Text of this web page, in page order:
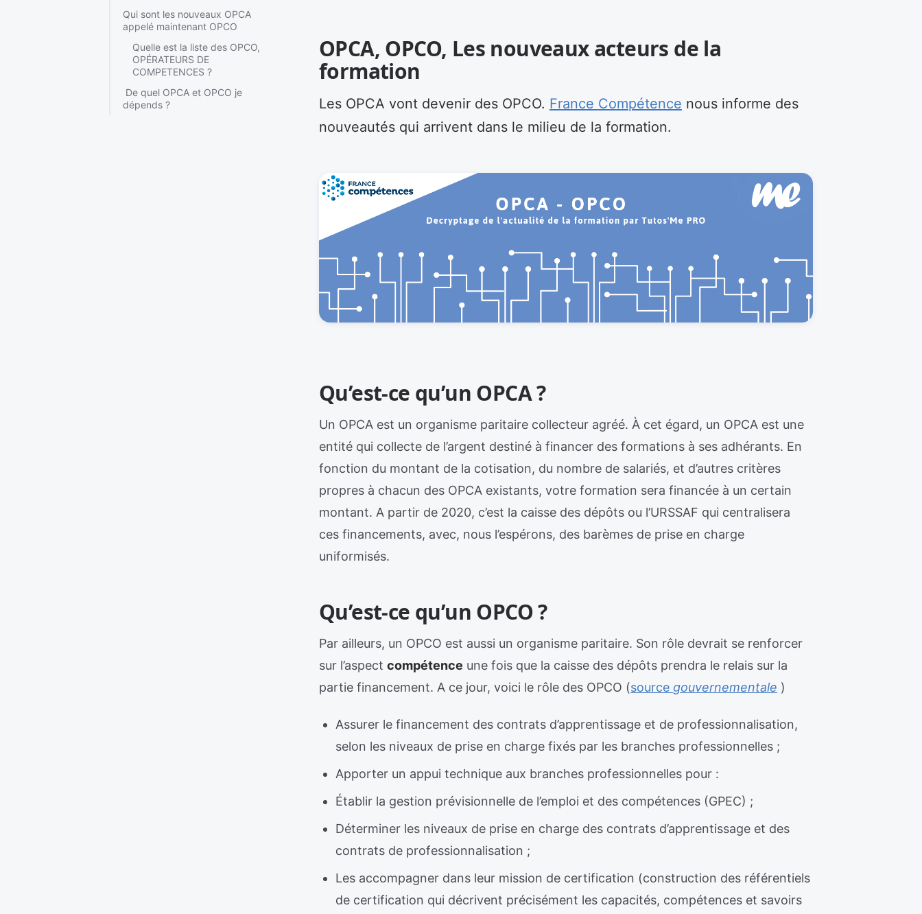
Qui sont les nouveaux OPCA
appelé maintenant OPCO
Quelle est la liste des OPCO,
OPÉRATEURS DE
COMPETENCES ?
De quel OPCA et OPCO je
dépends ?
OPCA, OPCO, Les nouveaux acteurs de la
formation
Les OPCA vont devenir des OPCO. France Compétence nous informe des
nouveautés qui arrivent dans le milieu de la formation.
Qu’est-ce qu’un OPCA ?
Un OPCA est un organisme paritaire collecteur agréé. À cet égard, un OPCA est une
entité qui collecte de l’argent destiné à financer des formations à ses adhérants. En
fonction du montant de la cotisation, du nombre de salariés, et d’autres critères
propres à chacun des OPCA existants, votre formation sera financée à un certain
montant. A partir de 2020, c’est la caisse des dépôts ou l’URSSAF qui centralisera
ces financements, avec, nous l’espérons, des barèmes de prise en charge
uniformisés.
Qu’est-ce qu’un OPCO ?
Par ailleurs, un OPCO est aussi un organisme paritaire. Son rôle devrait se renforcer
sur l’aspect compétence une fois que la caisse des dépôts prendra le relais sur la
partie financement. A ce jour, voici le rôle des OPCO (source gouvernementale )
Assurer le financement des contrats d’apprentissage et de professionnalisation,
selon les niveaux de prise en charge fixés par les branches professionnelles ;
Apporter un appui technique aux branches professionnelles pour :
Établir la gestion prévisionnelle de l’emploi et des compétences (GPEC) ;
Déterminer les niveaux de prise en charge des contrats d’apprentissage et des
contrats de professionnalisation ;
Les accompagner dans leur mission de certification (construction des référentiels
de certification qui décrivent précisément les capacités, compétences et savoirs